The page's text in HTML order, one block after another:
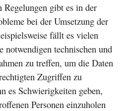
Regelungen gibt es in der
bei der Umsetzung der
fällt es vielen
notwendigen technischen und
zu treffen, um die Daten
Zugriffen zu
es Schwierigkeiten geben,
Personen einzuholen